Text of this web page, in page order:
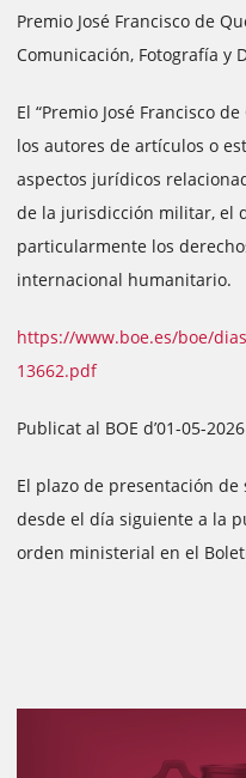
Premio José Francisco de
Comunicación, Fotografía y
El “Premio José Francisco
los autores de artículos o
aspectos jurídicos
de la jurisdicción militar, el
particularmente los
internacional humanitario.
https://www.boe.es/boe/
13662.pdf
Publicat al BOE d’01-05-2026
El plazo de presentación
desde el día siguiente a la
orden ministerial en el